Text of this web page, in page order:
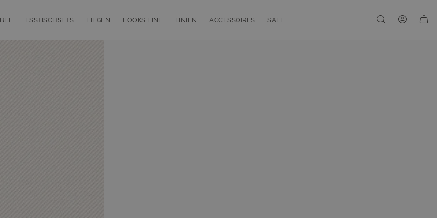
ESSTISCHSETS LIEGEN LOOKS LINE LINIEN ACCESSOIRES SALE